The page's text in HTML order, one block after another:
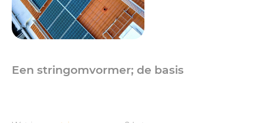
Een stringomvormer; de basis